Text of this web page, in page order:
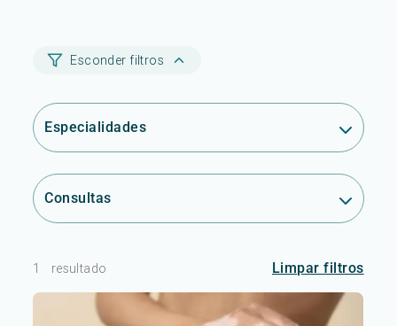
Esconder filtros
Especialidades
Consultas
1 resultado Limpar filtros